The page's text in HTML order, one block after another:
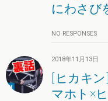
にわさび
NO RESPONSES
2018年11月13日
[ヒカキ
マホト×